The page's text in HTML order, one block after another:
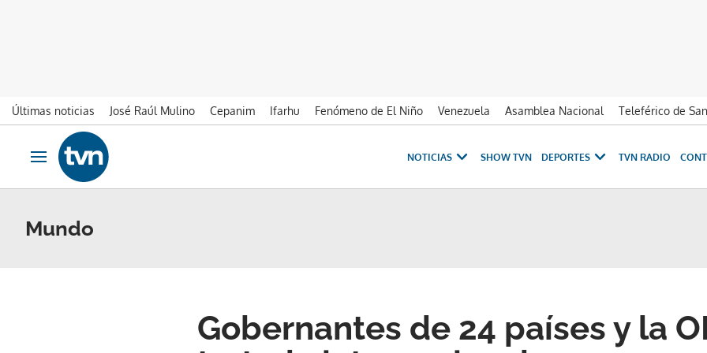
Últimas noticias José Raúl Mulino Cepanim Ifarhu Fenómeno de El Niño Venezuela Asamblea Nacional Teleférico de
Ir al contenido
Obrir navegació
NOTICIAS SHOW TVN DEPORTES TVN RADIO
Mundo
Gobernantes de 24 países y la